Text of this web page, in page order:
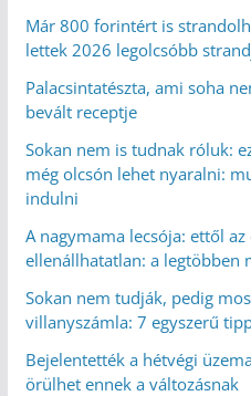
Már 800 forintért is
lettek 2026 legolcsóbb
Palacsintatészta, ami soha
bevált receptje
Sokan nem is tudnak róluk:
még olcsón lehet nyaralni:
indulni
A nagymama lecsója: ettől
ellenállhatatlan: a legtöbben
Sokan nem tudják, pedig
villanyszámla: 7 egyszerű
Bejelentették a hétvégi
örülhet ennek a változásnak